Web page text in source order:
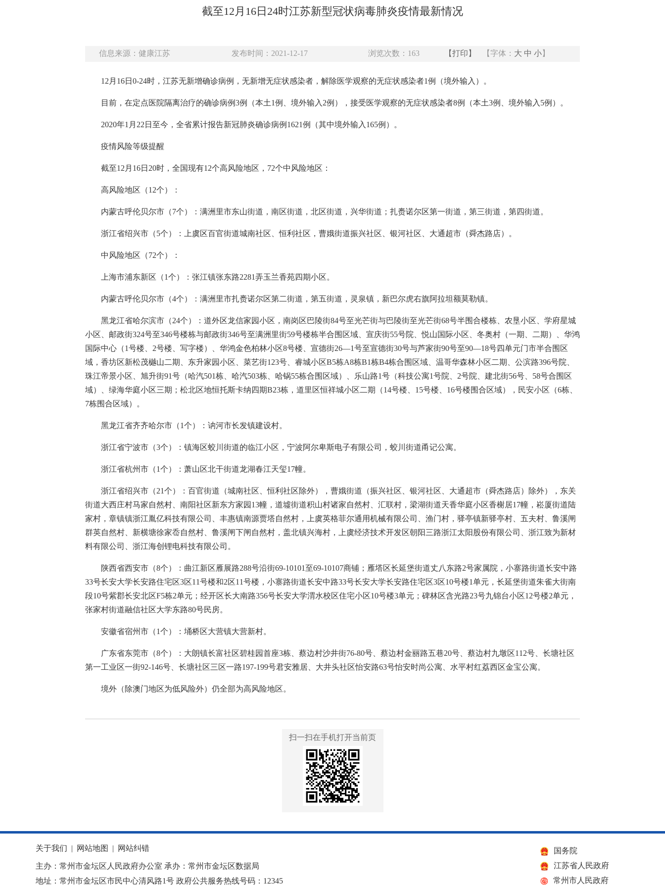
截至12月16日24时江苏新型冠状病毒肺炎疫情最新情况
信息来源：健康江苏 发布时间：2021-12-17 浏览次数： 163 【打印】 【字体： 大 中 小】
12月16日0-24时，江苏无新增确诊病例，无新增无症状感染者，解除医学观察的无症状感染者1例（境外输入）。
目前，在定点医院隔离治疗的确诊病例3例（本土1例、境外输入2例），接受医学观察的无症状感染者8例（本土3例、境外输入5例）。
2020年1月22日至今，全省累计报告新冠肺炎确诊病例1621例（其中境外输入165例）。
疫情风险等级提醒
截至12月16日20时，全国现有12个高风险地区，72个中风险地区：
高风险地区（12个）：
内蒙古呼伦贝尔市（7个）：满洲里市东山街道，南区街道，北区街道，兴华街道；扎赉诺尔区第一街道，第三街道，第四街道。
浙江省绍兴市（5个）：上虞区百官街道城南社区、恒利社区，曹娥街道振兴社区、银河社区、大通超市（舜杰路店）。
中风险地区（72个）：
上海市浦东新区（1个）：张江镇张东路2281弄玉兰香苑四期小区。
内蒙古呼伦贝尔市（4个）：满洲里市扎赉诺尔区第二街道，第五街道，灵泉镇，新巴尔虎右旗阿拉坦额莫勒镇。
黑龙江省哈尔滨市（24个）：道外区龙信家园小区，南岗区巴陵街84号至光芒街与巴陵街至光芒街68号半围合楼栋、农垦小区、学府星城
小区、邮政街324号至346号楼栋与邮政街346号至满洲里街59号楼栋半合围区域、宣庆街55号院、悦山国际小区、冬奥村（一期、二期）、华鸿
国际中心（1号楼、2号楼、写字楼）、华鸿金色柏林小区8号楼、宣德街26—1号至宣德街30号与芦家街90号至90—18号四单元门市半合围区
域，香坊区新松茂樾山二期、东升家园小区、菜艺街123号、睿城小区B5栋A8栋B1栋B4栋合围区域、温哥华森林小区二期、公滨路396号院、
珠江帝景小区、旭升街91号（哈汽501栋、哈汽503栋、哈锅55栋合围区域）、乐山路1号（科技公寓1号院、2号院、建北街56号、58号合围区
域）、绿海华庭小区三期；松北区地恒托斯卡纳四期B23栋，道里区恒祥城小区二期（14号楼、15号楼、16号楼围合区域），民安小区（6栋、
7栋围合区域）。
黑龙江省齐齐哈尔市（1个）：讷河市长发镇建设村。
浙江省宁波市（3个）：镇海区蛟川街道的临江小区，宁波阿尔卑斯电子有限公司，蛟川街道甬记公寓。
浙江省杭州市（1个）：萧山区北干街道龙湖春江天玺17幢。
浙江省绍兴市（21个）：百官街道（城南社区、恒利社区除外），曹娥街道（振兴社区、银河社区、大通超市（舜杰路店）除外），东关
街道大西庄村马家自然村、南阳社区新东方家园13幢，道墟街道积山村诸家自然村、汇联村，梁湖街道天香华庭小区香榭居17幢，崧厦街道陆
家村，章镇镇浙江胤亿科技有限公司、丰惠镇南源贾塔自然村，上虞英格菲尔通用机械有限公司、渔门村，驿亭镇新驿亭村、五夫村、鲁溪闸
群英自然村、新横塘徐家岙自然村、鲁溪闸下闸自然村，盖北镇兴海村，上虞经济技术开发区朝阳三路浙江太阳股份有限公司、浙江致为新材
料有限公司、浙江海创锂电科技有限公司。
陕西省西安市（8个）：曲江新区雁展路288号沿街69-10101至69-10107商铺；雁塔区长延堡街道丈八东路2号家属院，小寨路街道长安中路
33号长安大学长安路住宅区3区11号楼和2区11号楼，小寨路街道长安中路33号长安大学长安路住宅区3区10号楼1单元，长延堡街道朱雀大街南
段10号紫郡长安北区F5栋2单元；经开区长大南路356号长安大学渭水校区住宅小区10号楼3单元；碑林区含光路23号九锦台小区12号楼2单元，
张家村街道融信社区大学东路80号民房。
安徽省宿州市（1个）：埇桥区大营镇大营新村。
广东省东莞市（8个）：大朗镇长富社区碧桂园首座3栋、蔡边村沙井街76-80号、蔡边村金丽路五巷20号、蔡边村九墩区112号、长塘社区
第一工业区一街92-146号、长塘社区三区一路197-199号君安雅居、大井头社区怡安路63号怡安时尚公寓、水平村红荔西区金宝公寓。
境外（除澳门地区为低风险外）仍全部为高风险地区。
扫一扫在手机打开当前页
关于我们 | 网站地图 | 网站纠错
主办：常州市金坛区人民政府办公室 承办：常州市金坛区数据局
地址：常州市金坛区市民中心清风路1号 政府公共服务热线号码：12345
国务院
江苏省人民政府
常州市人民政府